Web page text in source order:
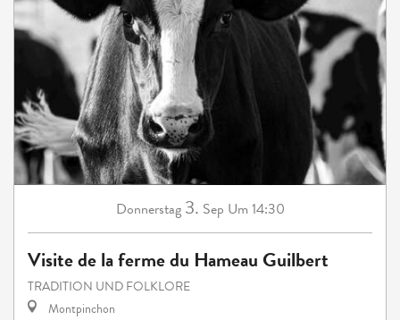
Donnerstag 3. Sep Um 14:30
Visite de la ferme du Hameau Guilbert
TRADITION UND FOLKLORE
Montpinchon